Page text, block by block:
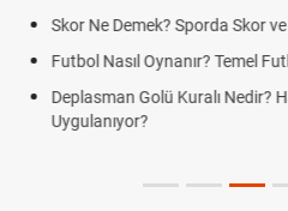
Skor Ne Demek? Sporda Skor
Futbol Nasıl Oynanır? Temel
Deplasman Golü Kuralı Nedir?
Uygulanıyor?